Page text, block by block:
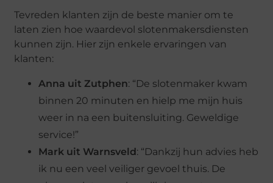
Tevreden klanten zijn de beste manier om te
laten zien hoe waardevol slotenmakersdiensten
kunnen zijn. Hier zijn enkele ervaringen van
klanten:
Anna uit Zutphen: “De slotenmaker kwam
binnen 20 minuten en hielp me mijn huis
weer in na een buitensluiting. Geweldige
service!”
Mark uit Warnsveld: “Dankzij hun advies heb
ik nu een veel veiliger gevoel thuis. De